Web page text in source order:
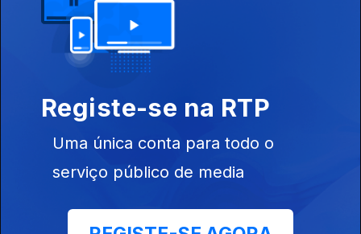
Consultório Jurídico
18 mai. 2026
Mora no pagamento da renda
Consultório Jurídico
15 mai. 2026
Oposição à renovação do contrato de arrendamento
Consultório Jurídico
Registe-se na RTP
Uma única conta para todo o
serviço público de media